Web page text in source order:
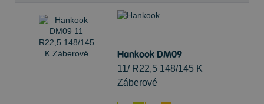
Hankook DM09
11/ R22,5 148/145 K
Záberové